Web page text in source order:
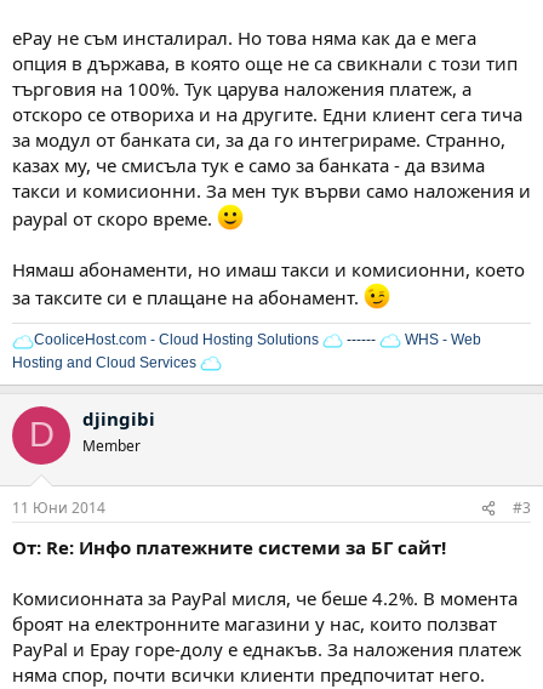
ePay не съм инсталирал. Но това няма как да е мега
опция в държава, в която още не са свикнали с този тип
търговия на 100%. Тук царува наложения платеж, а
отскоро се отвориха и на другите. Едни клиент сега тича
за модул от банката си, за да го интегрираме. Странно,
казах му, че смисъла тук е само за банката - да взима
такси и комисионни. За мен тук върви само наложения и
paypal от скоро време.
Нямаш абонаменти, но имаш такси и комисионни, което
за таксите си е плащане на абонамент.
CooliceHost.com - Cloud Hosting Solutions ------
WHS - Web
Hosting and Cloud Services
D djingibi
Member
11 Юни 2014 #3
От: Re: Инфо платежните системи за БГ сайт!
Комисионната за PayPal мисля, че беше 4.2%. В момента
броят на електронните магазини у нас, които ползват
PayPal и Epay горе-долу е еднакъв. За наложения платеж
няма спор, почти всички клиенти предпочитат него.